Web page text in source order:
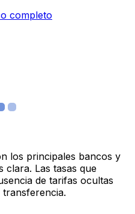
completo
los principales bancos y
clara. Las tasas que
de tarifas ocultas